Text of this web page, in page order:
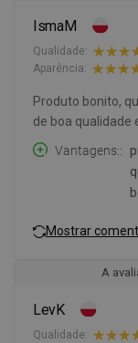
IsmaM
Qualidade:
Aparência:
Produto bonito,
de boa qualidade
Vantagens:
Mostrar
A
LevK
Qualidade: